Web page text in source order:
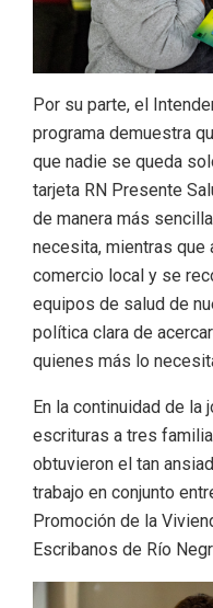
Por su parte, el
programa demuestra
que nadie se queda
tarjeta RN Presente
de manera más
necesita, mientras
comercio local y se
equipos de salud de
política clara de
quienes más lo
En la continuidad de la
escrituras a tres
obtuvieron el tan
trabajo en conjunto
Promoción de la
Escribanos de Río